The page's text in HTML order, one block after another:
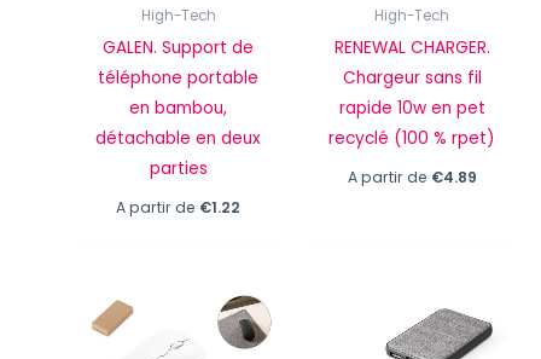
High-Tech
GALEN. Support de
téléphone portable
en bambou,
détachable en deux
parties
A partir de €1.22
High-Tech
RENEWAL CHARGER.
Chargeur sans fil
rapide 10w en pet
recyclé (100 % rpet)
A partir de €4.89